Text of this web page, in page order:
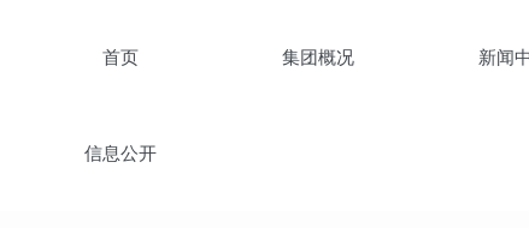
首页 集团概况 新闻
信息公开